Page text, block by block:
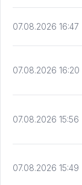
07.08.2026 16:47
07.08.2026 16:20
07.08.2026 15:56
07.08.2026 15:49